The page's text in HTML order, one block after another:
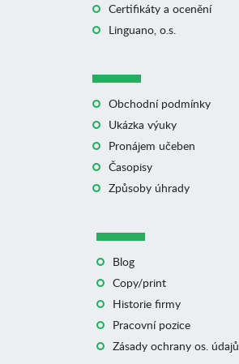
Certifikáty a ocenění
Linguano, o.s.
Obchodní podmínky
Ukázka výuky
Pronájem učeben
Časopisy
Způsoby úhrady
Blog
Copy/print
Historie firmy
Pracovní pozice
Zásady ochrany os. údajů